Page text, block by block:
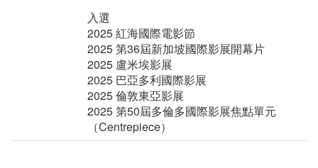
入選
2025 紅海國際電影節
2025 第36屆新加坡國際影展開幕片
2025 盧米埃影展
2025 巴亞多利國際影展
2025 倫敦東亞影展
2025 第50屆多倫多國際影展焦點單元
（Centrepiece）